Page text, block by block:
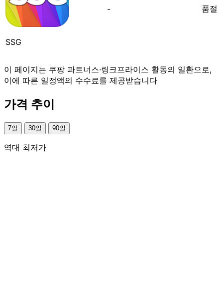
SSG
- 품절
이 페이지는 쿠팡 파트너스·링크프라이스 활동의 일환으로,
이에 따른 일정액의 수수료를 제공받습니다
가격 추이
7일 30일 90일
역대 최저가